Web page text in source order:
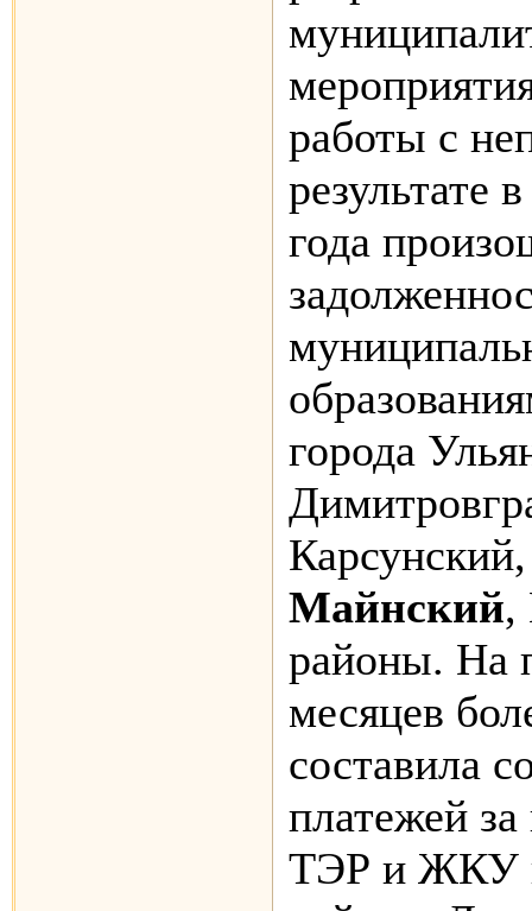
работы с
результате
года
города
Майнский,
районы. На
месяцев
составила
платежей
ТЭР и ЖКУ